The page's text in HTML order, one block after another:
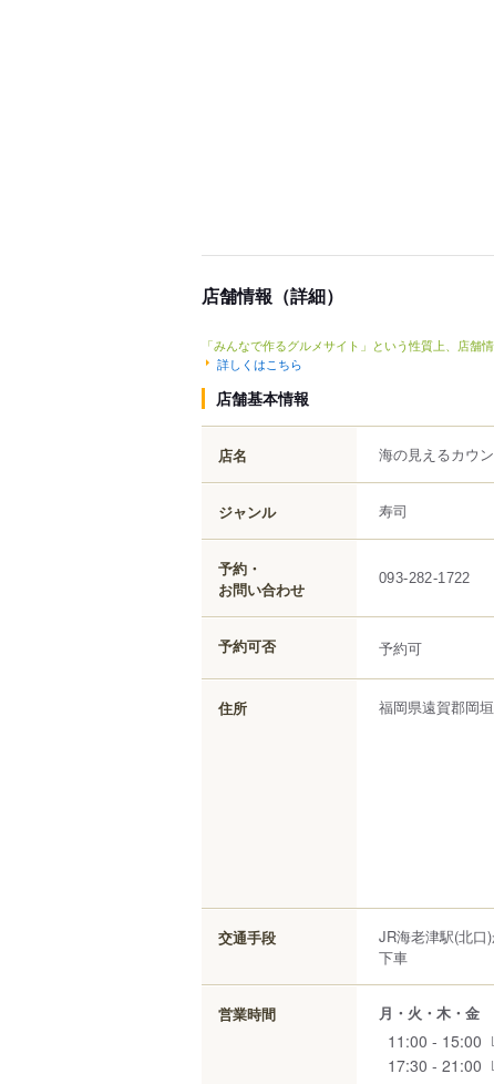
店舗情報（詳細）
「みんなで作るグルメサイト」という性質上、店舗
詳しくはこちら
店舗基本情報
店名 海の見えるカウ
ジャンル 寿司
予約・
お問い合わせ
093-282-1722
予約可否 予約可
住所 福岡県遠賀郡岡
交通手段
JR海老津駅(北口
下車
営業時間 月・火・木・金
11:00 - 15:00
17:30 - 21:00